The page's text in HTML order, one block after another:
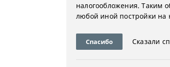
налогообложения. Таким
любой иной постройки на
Спасибо Сказали